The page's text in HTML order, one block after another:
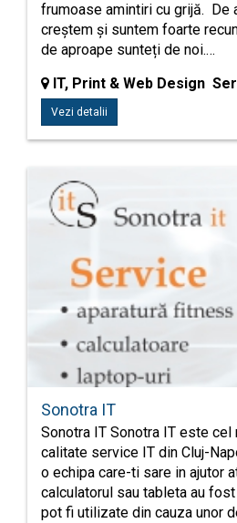
frumoase amintiri cu grijă. De
creștem și suntem foarte
de aproape sunteți de noi.…
IT, Print & Web Design
Vezi detalii
Sonotra IT
Sonotra IT Sonotra IT este
calitate service IT din Cluj-
o echipa care-ti sare in ajutor
calculatorul sau tableta au
pot fi utilizate din cauza unor